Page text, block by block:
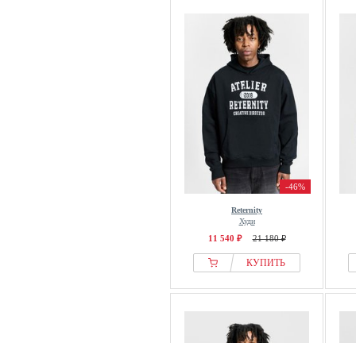
-46%
Reternity
Худи
11 540 ₽ 21 180 ₽
КУПИТЬ